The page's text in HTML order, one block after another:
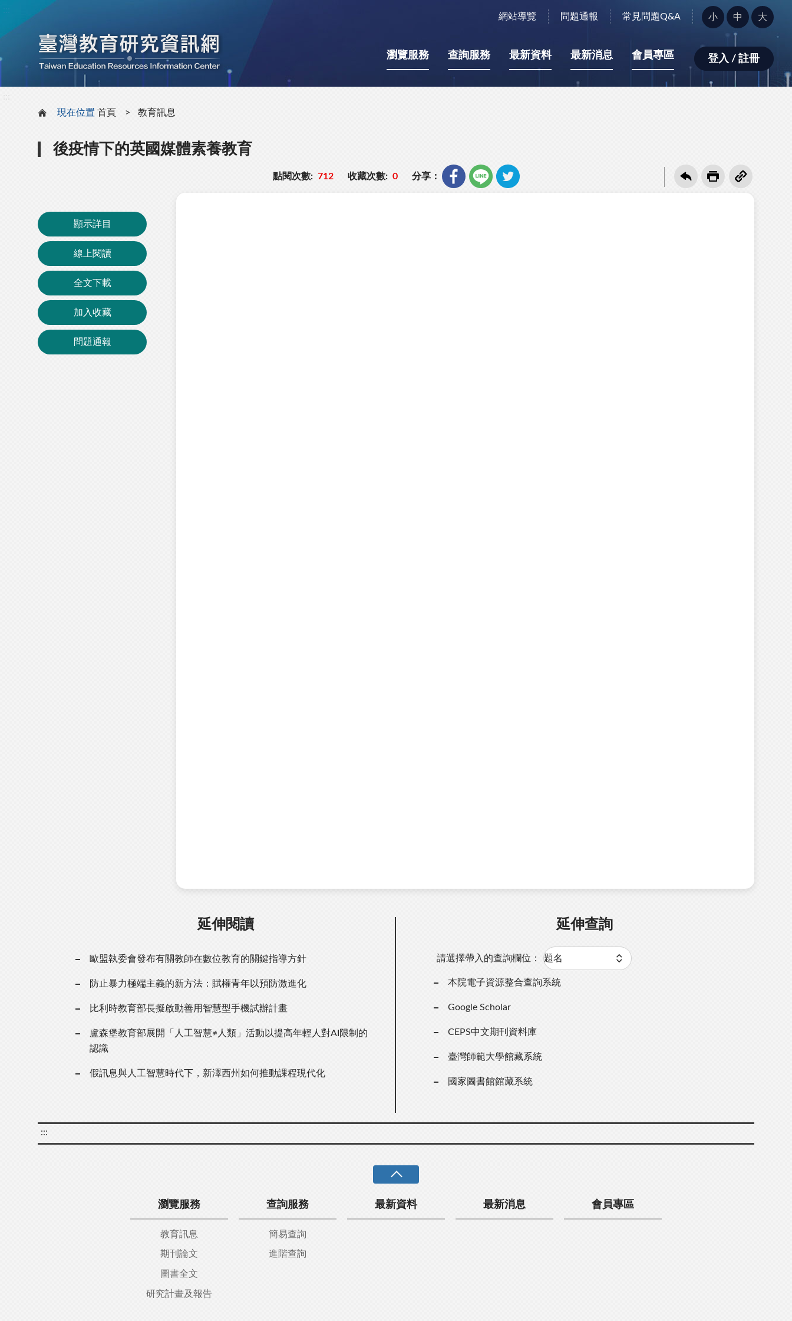
網站導覽 問題通報 常見問題Q&A
字
型
小：
小 中 大
瀏覽服務 查詢服務 最新資料 最新消息 會員專區 登入 / 註冊
現在位置 首頁 教育訊息
後疫情下的英國媒體素養教育
點閱次數: 712 收藏次數: 0 分享：
顯示詳目
線上閱讀
全文下載
加入收藏
問題通報
延伸閱讀
歐盟執委會發布有關教師在數位教育的關鍵指導方針
防止暴力極端主義的新方法：賦權青年以預防激進化
比利時教育部長擬啟動善用智慧型手機試辦計畫
盧森堡教育部展開「人工智慧≠人類」活動以提高年輕人對AI限制的
認識
假訊息與人工智慧時代下，新澤西州如何推動課程現代化
延伸查詢
請選擇帶入的查詢欄位：
本院電子資源整合查詢系統
Google Scholar
CEPS中文期刊資料庫
臺灣師範大學館藏系統
國家圖書館館藏系統
:::
瀏覽服務
教育訊息
期刊論文
圖書全文
研究計畫及報告
查詢服務
簡易查詢
進階查詢
最新資料 最新消息 會員專區